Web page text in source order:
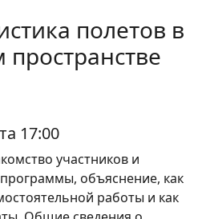
полетов в
17:00
участников и
объяснение, как
работы и как